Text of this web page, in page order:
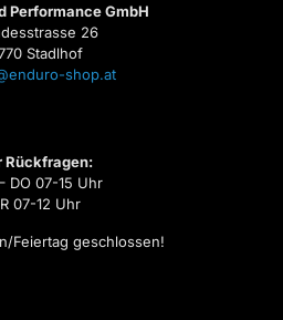
Performance GmbH
26
Stadlhof
shop.at
Rückfragen:
DO 07-15 Uhr
07-12 Uhr
Feiertag geschlossen!